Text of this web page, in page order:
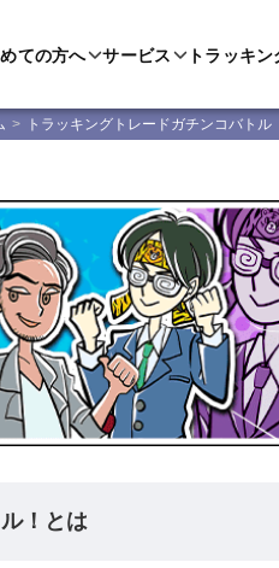
ての方へ サービス トラッキ
トラッキングトレードガチンコバトル
！とは